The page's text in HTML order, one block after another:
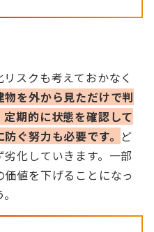
スクも考えておかなく
物を外から見ただけで判
期的に状態を確認して
ぐ努力も必要です。 ど
化していきます。一部
値を下げることになっ